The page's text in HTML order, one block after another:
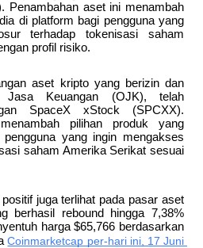
Penambahan aset ini menambah
di platform bagi pengguna yang
terhadap tokenisasi saham
profil risiko.
aset kripto yang berizin dan
Keuangan (OJK), telah
SpaceX xStock (SPCXX).
pilihan produk yang
yang ingin mengakses
saham Amerika Serikat sesuai
juga terlihat pada pasar aset
berhasil rebound hingga 7,38%
harga $65,766 berdasarkan
Coinmarketcap per-hari ini, 17 Juni